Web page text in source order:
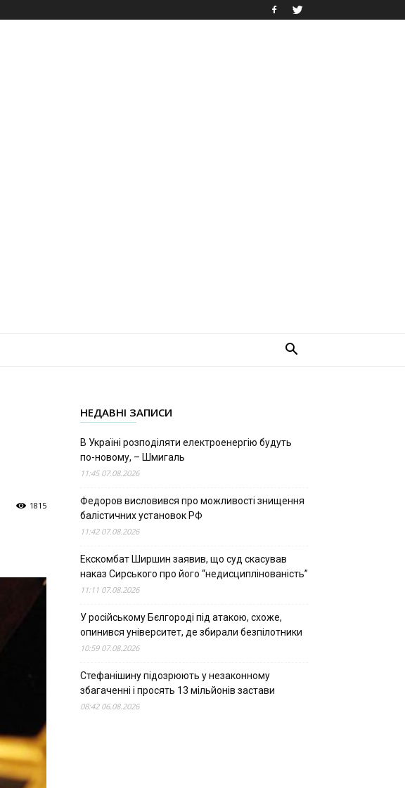
1815
НЕДАВНІ ЗАПИСИ
В Україні розподіляти електроенергію будуть
по-новому, – Шмигаль
11:45 07.08.2026
Федоров висловився про можливості знищення
балістичних установок РФ
11:42 07.08.2026
Екскомбат Ширшин заявив, що суд скасував
наказ Сирського про його “недисциплінованість”
11:11 07.08.2026
У російському Бєлгороді під атакою, схоже,
опинився університет, де збирали безпілотники
10:59 07.08.2026
Стефанішину підозрюють у незаконному
збагаченні і просять 13 мільйонів застави
08:42 06.08.2026